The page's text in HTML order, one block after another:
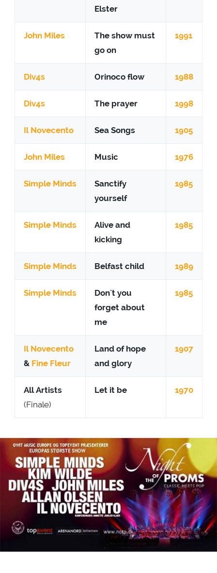
Elster
John Miles
The show must
go on
1991
Div4s Orinoco flow 1988
Div4s The prayer 1998
Il Novecento Sea Songs 1905
John Miles Music 1976
Simple Minds
Sanctify
yourself
1985
Simple Minds
Alive and
kicking
1985
Simple Minds Belfast child 1989
Simple Minds
Don´t you
forget about
me
1985
Il Novecento
& Fine Fleur
Land of hope
and glory
1907
All Artists
(Finale)
Let it be 1970